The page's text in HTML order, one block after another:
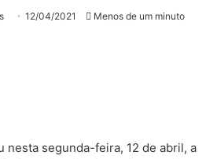
12/04/2021 Menos de um minuto
nesta segunda-feira, 12 de abril, a